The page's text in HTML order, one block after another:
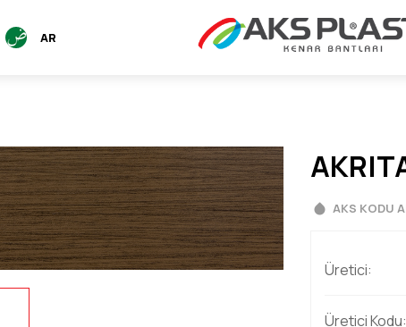
FR AR
AKS KODU
Üretici:
Üretici Kodu: